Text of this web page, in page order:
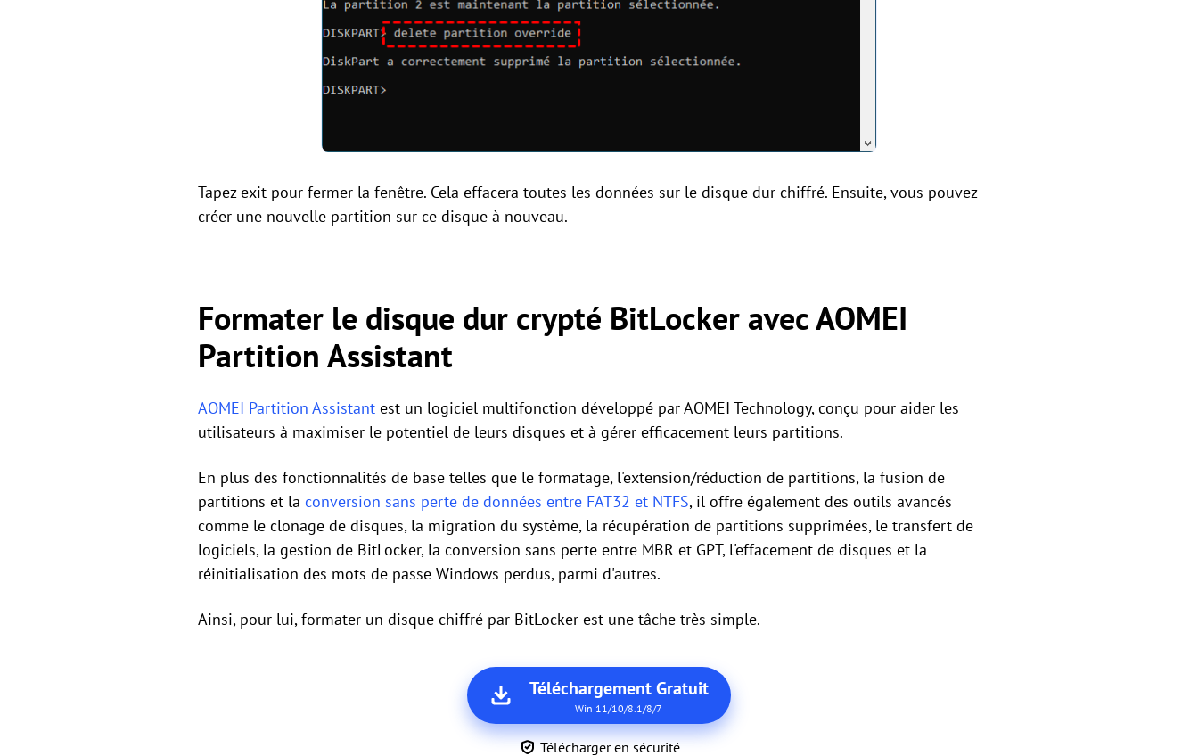
Tapez exit pour fermer la fenêtre. Cela effacera toutes les données sur le disque dur chiffré. Ensuite, vous pouvez
créer une nouvelle partition sur ce disque à nouveau.
Formater le disque dur crypté BitLocker avec AOMEI
Partition Assistant
AOMEI Partition Assistant est un logiciel multifonction développé par AOMEI Technology, conçu pour aider les
utilisateurs à maximiser le potentiel de leurs disques et à gérer efficacement leurs partitions.
En plus des fonctionnalités de base telles que le formatage, l'extension/réduction de partitions, la fusion de
partitions et la conversion sans perte de données entre FAT32 et NTFS, il offre également des outils avancés
comme le clonage de disques, la migration du système, la récupération de partitions supprimées, le transfert de
logiciels, la gestion de BitLocker, la conversion sans perte entre MBR et GPT, l'effacement de disques et la
réinitialisation des mots de passe Windows perdus, parmi d'autres.
Ainsi, pour lui, formater un disque chiffré par BitLocker est une tâche très simple.
Téléchargement Gratuit
Win 11/10/8.1/8/7
Télécharger en sécurité